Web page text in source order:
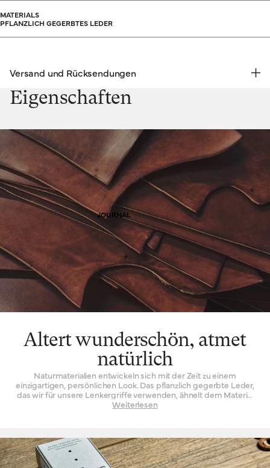
JOURNAL
MATERIALS
PFLANZLICH GEGERBTES LEDER
Versand und Rücksendungen
KOSTENLOSE RÜCKSENDUNG | EXPRESSVERSAND
Versand & Rücksendungen
Eigenschaften
Altert wunderschön, atmet
natürlich
Naturmaterialien entwickeln sich mit der Zeit zu einem
einzigartigen, persönlichen Look. Das pflanzlich gegerbte Leder,
das wir für unsere Lenkergriffe verwenden, ähnelt dem Material
unserer Sättel, ist jedoch dünner und geschmeidiger. Es ist
wichtige Eigenschaft für Gegenstände, die von Radfahrer:innen
genutzt werden. Es übersteht viele Kilometer, viele Arbeitswege,
viele Abstecher abseits der Wege. Die natürliche
Weiterlesen